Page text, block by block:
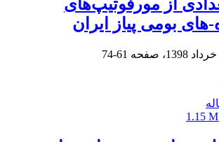
از مورفوتیپ‌های
های بومی پیاز ایران
61-74
1.15 M